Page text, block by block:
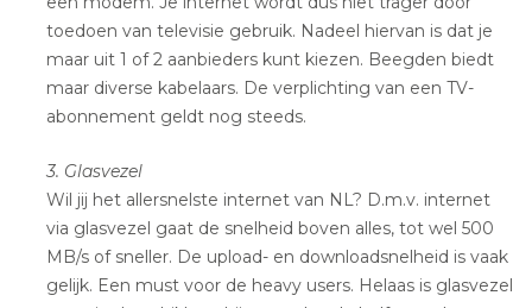
toedoen van televisie gebruik. Nadeel hiervan is dat je
maar uit 1 of 2 aanbieders kunt kiezen. Beegden biedt
maar diverse kabelaars. De verplichting van een TV-
abonnement geldt nog steeds.
3. Glasvezel
Wil jij het allersnelste internet van NL? D.m.v. internet
via glasvezel gaat de snelheid boven alles, tot wel 500
MB/s of sneller. De upload- en downloadsnelheid is vaak
gelijk. Een must voor de heavy users. Helaas is glasvezel